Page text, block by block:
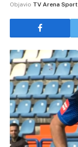
Objavio TV Arena Sport